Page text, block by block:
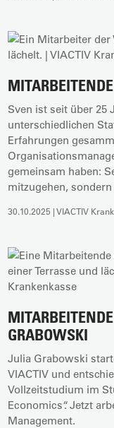
Sven ist seit über 25
unterschiedlichen
Erfahrungen
gemeinsam haben:
mitzugehen,
30.10.2025 | VIACTIV
GRABOWSKI
Julia Grabowski
VIACTIV und
Vollzeitstudium im
Economics“. Jetzt
Management.